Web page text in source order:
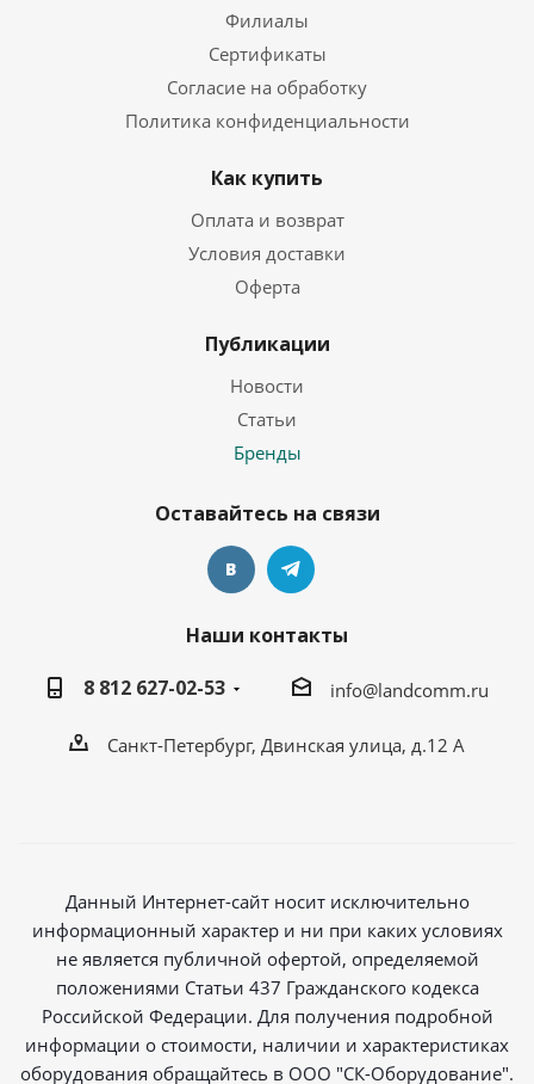
Филиалы
Сертификаты
Согласие на обработку
Политика конфиденциальности
Как купить
Оплата и возврат
Условия доставки
Оферта
Публикации
Новости
Статьи
Бренды
Оставайтесь на связи
Наши контакты
8 812 627-02-53
info@landcomm.ru
Санкт-Петербург, Двинская улица, д.12 А
Данный Интернет-сайт носит исключительно
информационный характер и ни при каких условиях
не является публичной офертой, определяемой
положениями Статьи 437 Гражданского кодекса
Российской Федерации. Для получения подробной
информации о стоимости, наличии и характеристиках
оборудования обращайтесь в ООО "СК-Оборудование".